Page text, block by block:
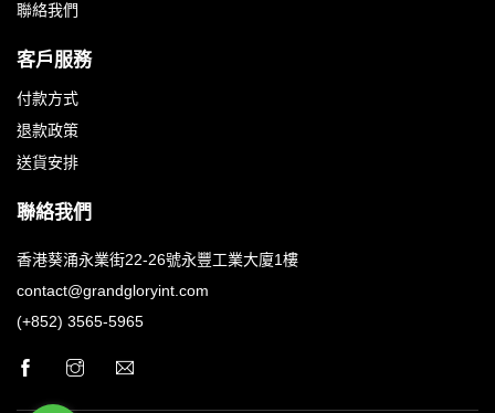
聯絡我們
客戶服務
付款方式
退款政策
送貨安排
聯絡我們
香港葵涌永業街22-26號永豐工業大廈1樓
contact@grandgloryint.com
(+852) 3565-5965